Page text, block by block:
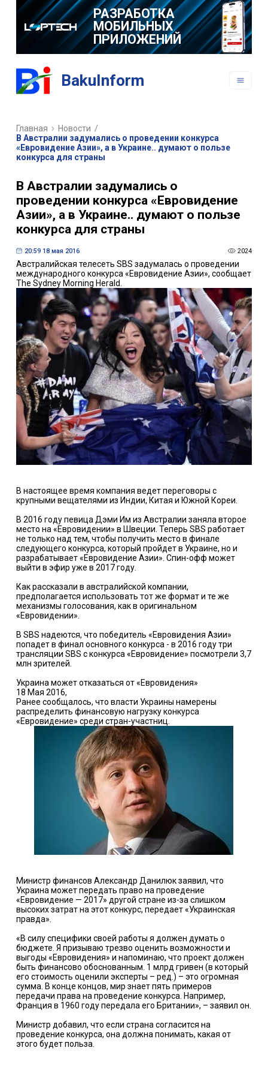
РАЗРАБОТКА
МОБИЛЬНЫХ
ПРИЛОЖЕНИЙ
BakuInform
Главная Новости /
В Австралии задумались о проведении конкурса
«Евровидение Азии», а в Украине.. думают о пользе
конкурса для страны
В Австралии задумались о
проведении конкурса «Евровидение
Азии», а в Украине.. думают о пользе
конкурса для страны
20:59 18 мая 2016 2024
Австралийская телесеть SBS задумалась о проведении
международного конкурса «Евровидение Азии», сообщает
The Sydney Morning Herald.
В настоящее время компания ведет переговоры с
крупными вещателями из Индии, Китая и Южной Кореи.
В 2016 году певица Дэми Им из Австралии заняла второе
место на «Евровидении» в Швеции. Теперь SBS работает
не только над тем, чтобы получить место в финале
следующего конкурса, который пройдет в Украине, но и
разрабатывает «Евровидение Азии». Спин-офф может
выйти в эфир уже в 2017 году.
Как рассказали в австралийской компании,
предполагается использовать тот же формат и те же
механизмы голосования, как в оригинальном
«Евровидении».
В SBS надеются, что победитель «Евровидения Азии»
попадет в финал основного конкурса - в 2016 году три
трансляции SBS с конкурса «Евровидение» посмотрели 3,7
млн зрителей.
Украина может отказаться от «Евровидения»
18 Мая 2016,
Ранее сообщалось, что власти Украины намерены
распределить финансовую нагрузку конкурса
«Евровидение» среди стран-участниц.
Министр финансов Александр Данилюк заявил, что
Украина может передать право на проведение
«Евровидение — 2017» другой стране из-за слишком
высоких затрат на этот конкурс, передает «Украинская
правда».
«В силу специфики своей работы я должен думать о
бюджете. Я призываю трезво оценить возможности и
выгоды «Евровидения» и напоминаю, что проект должен
быть финансово обоснованным. 1 млрд гривен (в который
его стоимость оценили эксперты – ред.) – это огромная
сумма. В конце концов, мир знает пять примеров
передачи права на проведение конкурса. Например,
Франция в 1960 году передала его Британии», – заявил он.
Министр добавил, что если страна согласится на
проведение конкурса, она должна понимать, какая от
этого будет польза.